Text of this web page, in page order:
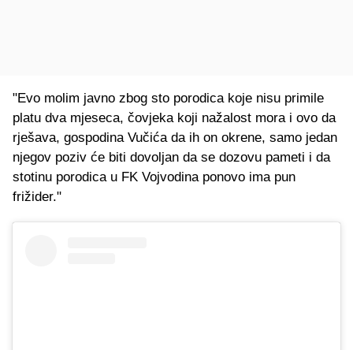
"Evo molim javno zbog sto porodica koje nisu primile
platu dva mjeseca, čovjeka koji nažalost mora i ovo da
rješava, gospodina Vučića da ih on okrene, samo jedan
njegov poziv će biti dovoljan da se dozovu pameti i da
stotinu porodica u FK Vojvodina ponovo ima pun
frižider."